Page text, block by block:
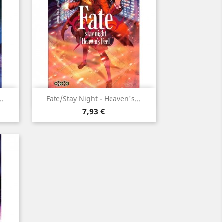
Fate/Stay Night - Heaven's...
Prix
7,93 €
Aperçu rapide